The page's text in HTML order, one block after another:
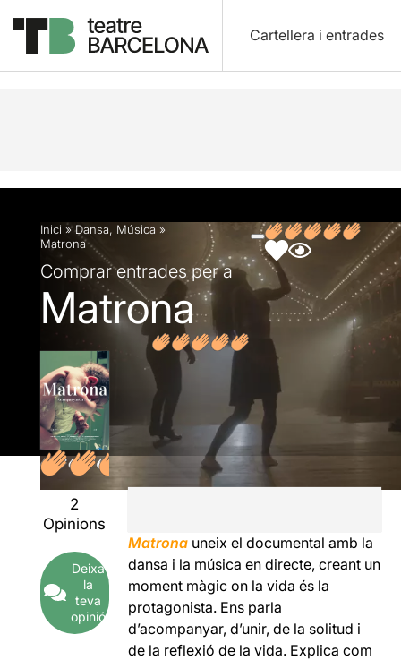
Cartellera i entrades
Descripció Fitxa artística Fotos i vídeos
Inici »Dansa, Música »
Matrona
Comprar entrades per a
Matrona
2
Opinions
Deixa
la
teva
opinió
Matrona uneix el documental amb la
dansa i la música en directe, creant un
moment màgic on la vida és la
protagonista. Ens parla
d’acompanyar, d’unir, de la solitud i
de la reflexió de la vida. Explica com